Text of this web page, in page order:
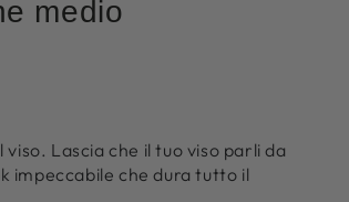
medio
Lascia che il tuo viso parli da
impeccabile che dura tutto il